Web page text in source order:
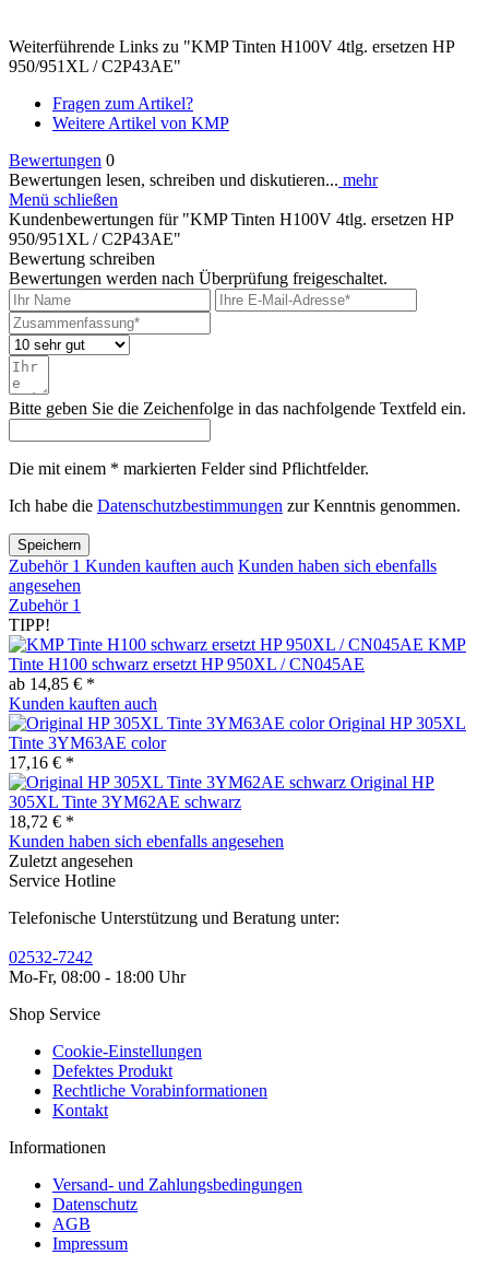
Weiterführende Links zu "KMP Tinten H100V 4tlg. ersetzen HP
950/951XL / C2P43AE"
Fragen zum Artikel?
Weitere Artikel von KMP
Bewertungen 0
Bewertungen lesen, schreiben und diskutieren... mehr
Menü schließen
Kundenbewertungen für "KMP Tinten H100V 4tlg. ersetzen HP
950/951XL / C2P43AE"
Bewertung schreiben
Bewertungen werden nach Überprüfung freigeschaltet.
Bitte geben Sie die Zeichenfolge in das nachfolgende Textfeld ein.
Die mit einem * markierten Felder sind Pflichtfelder.
Ich habe die Datenschutzbestimmungen zur Kenntnis genommen.
Speichern
Zubehör 1 Kunden kauften auch Kunden haben sich ebenfalls
angesehen
Zubehör 1
TIPP!
KMP
Tinte H100 schwarz ersetzt HP 950XL / CN045AE
ab 14,85 € *
Kunden kauften auch
Original HP 305XL
Tinte 3YM63AE color
17,16 € *
Original HP
305XL Tinte 3YM62AE schwarz
18,72 € *
Kunden haben sich ebenfalls angesehen
Zuletzt angesehen
Service Hotline
Telefonische Unterstützung und Beratung unter:
02532-7242
Mo-Fr, 08:00 - 18:00 Uhr
Shop Service
Cookie-Einstellungen
Defektes Produkt
Rechtliche Vorabinformationen
Kontakt
Informationen
Versand- und Zahlungsbedingungen
Datenschutz
AGB
Impressum